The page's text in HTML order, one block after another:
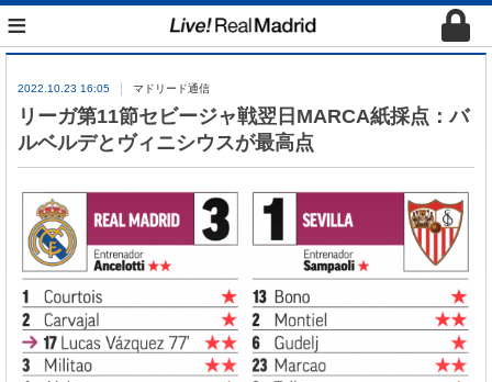
≡
2022.10.23 16:05 マドリード通信
リーガ第11節セビージャ戦翌日MARCA紙採点：バ
ルベルデとヴィニシウスが最高点